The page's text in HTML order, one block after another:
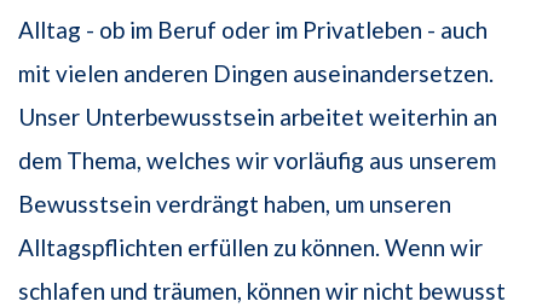
Alltag - ob im Beruf oder im Privatleben - auch
mit vielen anderen Dingen auseinandersetzen.
Unser Unterbewusstsein arbeitet weiterhin an
dem Thema, welches wir vorläufig aus unserem
Bewusstsein verdrängt haben, um unseren
Alltagspflichten erfüllen zu können. Wenn wir
schlafen und träumen, können wir nicht bewusst